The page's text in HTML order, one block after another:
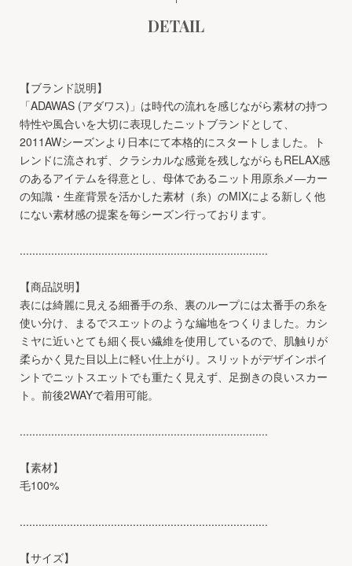
DETAIL
【ブランド説明】
「ADAWAS (アダワス)」は時代の流れを感じながら素材の持つ
特性や風合いを大切に表現したニットブランドとして、
2011AWシーズンより日本にて本格的にスタートしました。ト
レンドに流されず、クラシカルな感覚を残しながらもRELAX感
のあるアイテムを得意とし、母体であるニット用原糸メ―カー
の知識・生産背景を活かした素材（糸）のMIXによる新しく他
にない素材感の提案を毎シーズン行っております。
...............................................................................
【商品説明】
表には綺麗に見える細番手の糸、裏のループには太番手の糸を
使い分け、まるでスエットのような編地をつくりました。カシ
ミヤに近いとても細く長い繊維を使用しているので、肌触りが
柔らかく見た目以上に軽い仕上がり。スリットがデザインポイ
ントでニットスエットでも重たく見えず、足捌きの良いスカー
ト。前後2WAYで着用可能。
...............................................................................
【素材】
毛100%
...............................................................................
【サイズ】